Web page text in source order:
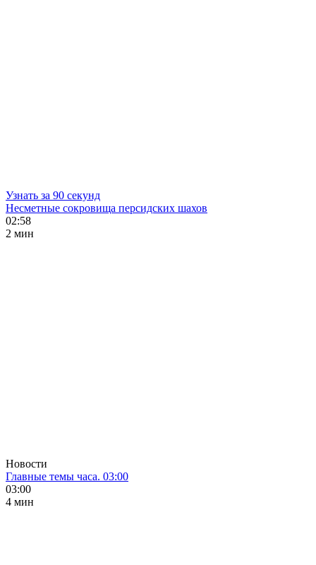
Узнать за 90 секунд
Несметные сокровища персидских шахов
02:58
2 мин
Новости
Главные темы часа. 03:00
03:00
4 мин